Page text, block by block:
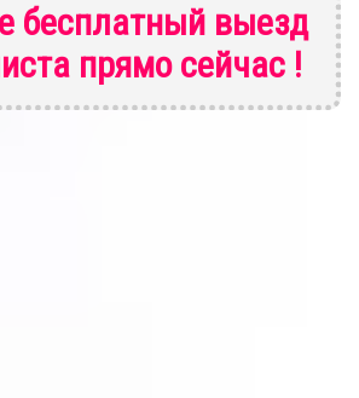
бесплатный выезд
прямо сейчас !